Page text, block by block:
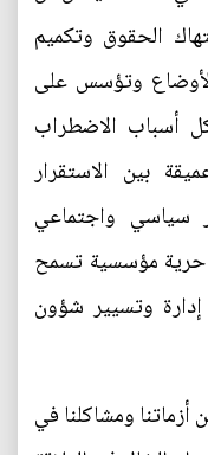
الحقوق وتكميم
وتؤسس على
أسباب الاضطراب
بين الاستقرار
سياسي واجتماعي
حرية مؤسسية تسمح
وتسيير شؤون
أزماتنا ومشاكلنا في